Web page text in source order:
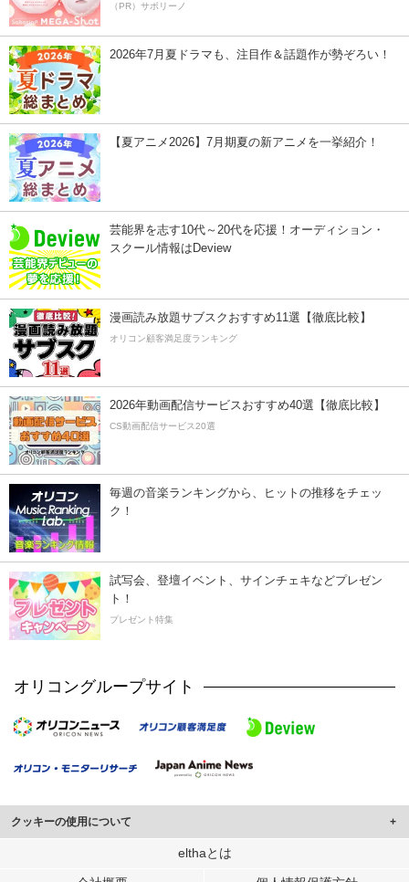
（PR）サボリーノ
2026年7月夏ドラマも、注目作＆話題作が勢ぞろい！
【夏アニメ2026】7月期夏の新アニメを一挙紹介！
芸能界を志す10代～20代を応援！オーディション・
スクール情報はDeview
漫画読み放題サブスクおすすめ11選【徹底比較】
オリコン顧客満足度ランキング
2026年動画配信サービスおすすめ40選【徹底比較】
CS動画配信サービス20選
毎週の音楽ランキングから、ヒットの推移をチェッ
ク！
試写会、登壇イベント、サインチェキなどプレゼン
ト！
プレゼント特集
オリコングループサイト
クッキーの使用について
このサイトでは Cookie を使用して、ユーザーに合わせたコンテンツや広告の
elthaとは